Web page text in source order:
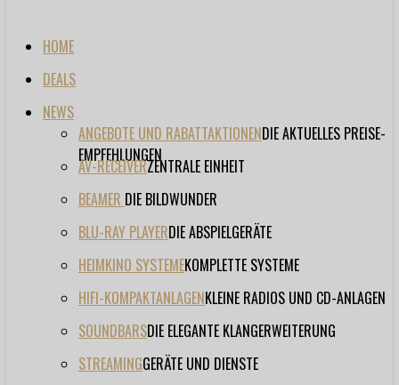
HOME
DEALS
NEWS
ANGEBOTE UND RABATTAKTIONENDIE AKTUELLES PREISE-
EMPFEHLUNGEN
AV-RECEIVERZENTRALE EINHEIT
BEAMER DIE BILDWUNDER
BLU-RAY PLAYERDIE ABSPIELGERÄTE
HEIMKINO SYSTEMEKOMPLETTE SYSTEME
HIFI-KOMPAKTANLAGENKLEINE RADIOS UND CD-ANLAGEN
SOUNDBARSDIE ELEGANTE KLANGERWEITERUNG
STREAMINGGERÄTE UND DIENSTE